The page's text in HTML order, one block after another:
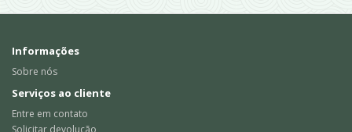
Informações
Sobre nós
Serviços ao cliente
Entre em contato
Solicitar devolução